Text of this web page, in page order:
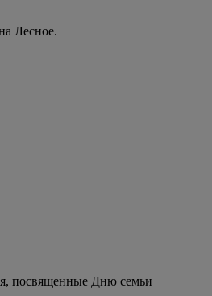
Лесное.
посвященные Дню семьи